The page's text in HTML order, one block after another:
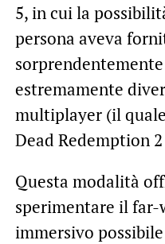
5, in cui la
persona aveva
estremamente
multiplayer (il
Dead Redemption
Questa modalità
sperimentare il
immersivo